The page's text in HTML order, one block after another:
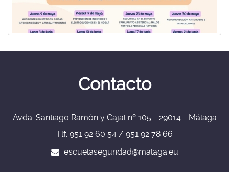
Contacto
Avda. Santiago Ramón y Cajal nº 105 - 29014 - Málaga
Tlf: 951 92 60 54 / 951 92 78 66
escuelaseguridad@malaga.eu